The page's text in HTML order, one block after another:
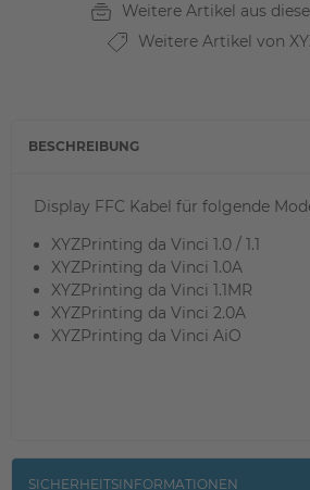
Weitere Artikel aus
Weitere Artikel von
BESCHREIBUNG
Display FFC Kabel für folgende
XYZPrinting da Vinci 1.0 / 1.1
XYZPrinting da Vinci 1.0A
XYZPrinting da Vinci 1.1MR
XYZPrinting da Vinci 2.0A
XYZPrinting da Vinci AiO
SICHERHEITSINFORMATIONEN